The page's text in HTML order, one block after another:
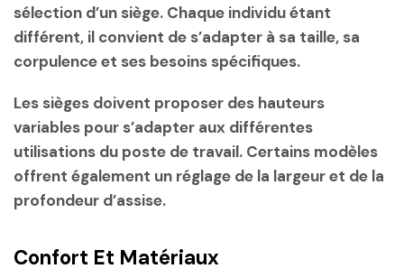
sélection d’un siège. Chaque individu étant
différent, il convient de s’adapter à sa taille, sa
corpulence et ses besoins spécifiques.
Les sièges doivent proposer des hauteurs
variables pour s’adapter aux différentes
utilisations du poste de travail. Certains modèles
offrent également un réglage de la largeur et de la
profondeur d’assise.
Confort Et Matériaux